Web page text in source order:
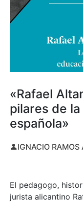
«Rafael
pilares de
española»
IGNACIO RAMOS
El pedagogo,
jurista alicantino